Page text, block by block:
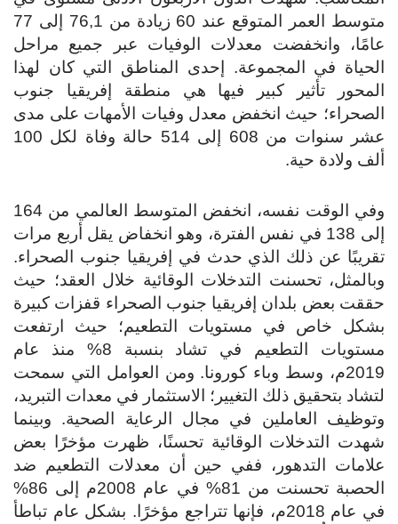
متوسط العمر المتوقع عند 60 زيادة من 76,1 إلى 77
وانخفضت معدلات الوفيات عبر جميع مراحل
في المجموعة. إحدى المناطق التي كان لهذا
تأثير كبير فيها هي منطقة إفريقيا جنوب
حيث انخفض معدل وفيات الأمهات على مدى
عشر سنوات من 608 إلى 514 حالة وفاة لكل 100
ولادة حية.
وفي الوقت نفسه، انخفض المتوسط العالمي من 164
إلى 138 في نفس الفترة، وهو انخفاض يقل أربع مرات
عن ذلك الذي حدث في إفريقيا جنوب الصحراء.
تحسنت التدخلات الوقائية خلال العقد؛ حيث
بعض بلدان إفريقيا جنوب الصحراء قفزات كبيرة
خاص في مستويات التطعيم؛ حيث ارتفعت
مستويات التطعيم في تشاد بنسبة 8% منذ عام
2019م، وسط وباء كورونا. ومن العوامل التي سمحت
بتحقيق ذلك التغيير؛ الاستثمار في معدات التبريد،
العاملين في مجال الرعاية الصحية. وبينما
التدخلات الوقائية تحسنًا، ظهرت مؤخرًا بعض
التدهور، ففي حين أن معدلات التطعيم ضد
الحصبة تحسنت من 81% في عام 2008م إلى 86%
في عام 2018م، فإنها تتراجع مؤخرًا. بشكل عام تباطأ